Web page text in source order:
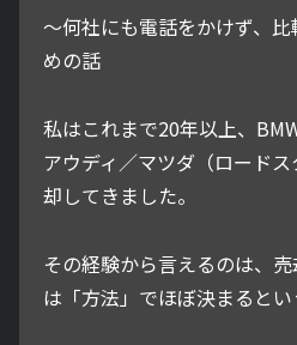
～何社にも電話をかけず、
めの話
私はこれまで20年以上、
アウディ／マツダ（ロード
却してきました。
その経験から言えるのは、
は「方法」でほぼ決まるとい